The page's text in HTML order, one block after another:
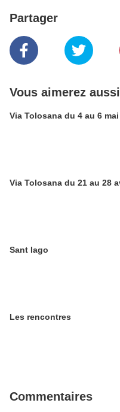
Partager
Vous aimerez aussi
Via Tolosana du 4 au 6 mai
Via Tolosana du 21 au 28
Sant Iago
Les rencontres
Commentaires